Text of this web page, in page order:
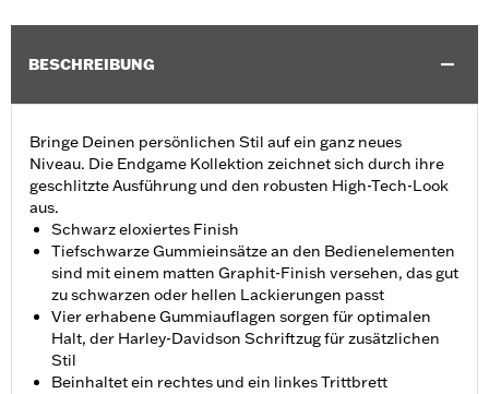
BESCHREIBUNG
Bringe Deinen persönlichen Stil auf ein ganz neues
Niveau. Die Endgame Kollektion zeichnet sich durch ihre
geschlitzte Ausführung und den robusten High-Tech-Look
aus.
Schwarz eloxiertes Finish
Tiefschwarze Gummieinsätze an den Bedienelementen
sind mit einem matten Graphit-Finish versehen, das gut
zu schwarzen oder hellen Lackierungen passt
Vier erhabene Gummiauflagen sorgen für optimalen
Halt, der Harley-Davidson Schriftzug für zusätzlichen
Stil
Beinhaltet ein rechtes und ein linkes Trittbrett